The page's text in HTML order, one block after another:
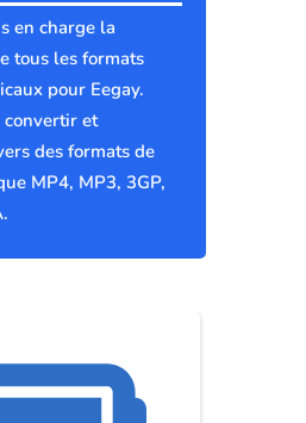
en charge la
tous les formats
pour Eegay.
convertir et
des formats de
MP4, MP3, 3GP,